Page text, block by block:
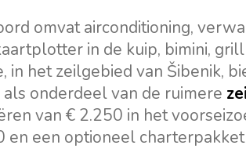
omvat airconditioning,
in de kuip, bimini,
in het zeilgebied van Šibenik,
onderdeel van de ruimere
van € 2.250 in het
en een optioneel